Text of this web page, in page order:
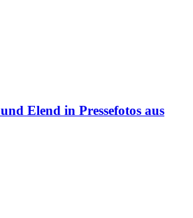
Elend in Pressefotos aus